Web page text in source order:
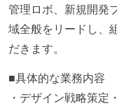
管理ロボ、新規開発
域全般をリードし、
だきます。
■具体的な業務内容
・デザイン戦略策